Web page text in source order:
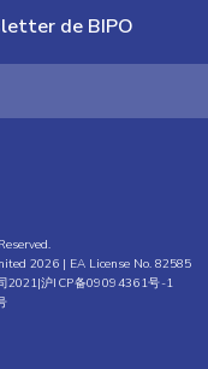
de BIPO
2026 | EA License No. 82585
2021|沪ICP备09094361号-1